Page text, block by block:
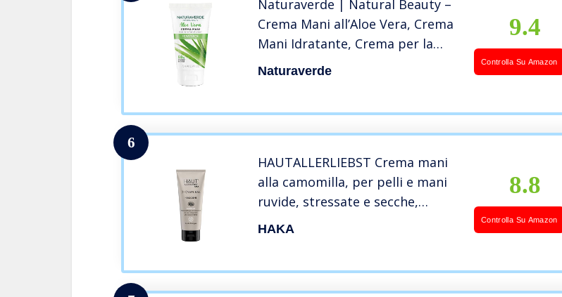
Naturaverde | Natural Beauty –
Crema Mani all’Aloe Vera, Crema
Mani Idratante, Crema per la
Pelle delle Mani, Crema
Naturaverde
9.4
Controlla Su Amazon
6
HAUTALLERLIEBST Crema mani
alla camomilla, per pelli e mani
ruvide, stressate e secche,
crema trattamento mani, 100ml
HAKA
8.8
Controlla Su Amazon